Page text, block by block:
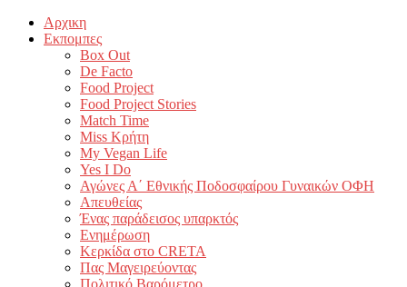
Αρχικη
Εκπομπες
Box Out
De Facto
Food Project
Food Project Stories
Match Time
Miss Κρήτη
My Vegan Life
Yes I Do
Αγώνες Α΄ Εθνικής Ποδοσφαίρου Γυναικών ΟΦΗ
Απευθείας
Ένας παράδεισος υπαρκτός
Ενημέρωση
Κερκίδα στο CRETA
Πας Μαγειρεύοντας
Πολιτικό Βαρόμετρο